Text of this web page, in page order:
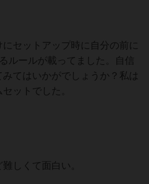
セットアップ時に自分の前に
ルールが載ってました。自信
てはいかがでしょうか？私は
ットでした。
しくて面白い。